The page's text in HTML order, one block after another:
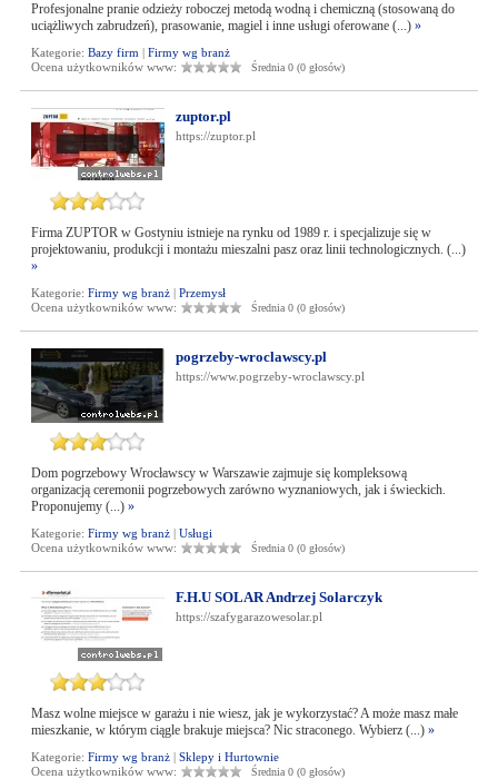
Profesjonalne pranie odzieży roboczej metodą wodną i chemiczną (stosowaną do
uciążliwych zabrudzeń), prasowanie, magiel i inne usługi oferowane (...) »
Kategorie: Bazy firm | Firmy wg branż
Ocena użytkowników www:
Średnia 0 (0 głosów)
zuptor.pl
https://zuptor.pl
Firma ZUPTOR w Gostyniu istnieje na rynku od 1989 r. i specjalizuje się w
projektowaniu, produkcji i montażu mieszalni pasz oraz linii technologicznych. (...)
»
Kategorie: Firmy wg branż| Przemysł
Ocena użytkowników www:
Średnia 0 (0 głosów)
pogrzeby-wroclawscy.pl
https://www.pogrzeby-wroclawscy.pl
Dom pogrzebowy Wrocławscy w Warszawie zajmuje się kompleksową
organizacją ceremonii pogrzebowych zarówno wyznaniowych, jak i świeckich.
Proponujemy (...) »
Kategorie: Firmy wg branż| Usługi
Ocena użytkowników www:
Średnia 0 (0 głosów)
F.H.U SOLAR Andrzej Solarczyk
https://szafygarazowesolar.pl
Masz wolne miejsce w garażu i nie wiesz, jak je wykorzystać? A może masz małe
mieszkanie, w którym ciągle brakuje miejsca? Nic straconego. Wybierz (...) »
Kategorie: Firmy wg branż| Sklepy i Hurtownie
Ocena użytkowników www:
Średnia 0 (0 głosów)